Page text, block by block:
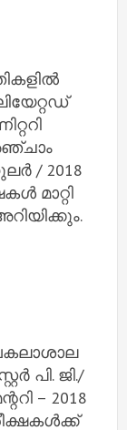
/ 2018
മാറ്റി
പി. ജി./
– 2018